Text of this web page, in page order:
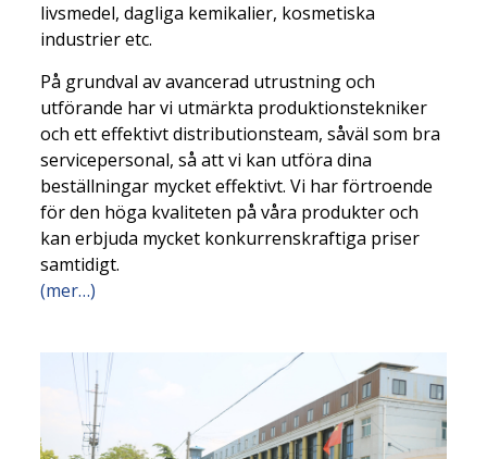
livsmedel, dagliga kemikalier, kosmetiska
industrier etc.
På grundval av avancerad utrustning och
utförande har vi utmärkta produktionstekniker
och ett effektivt distributionsteam, såväl som bra
servicepersonal, så att vi kan utföra dina
beställningar mycket effektivt. Vi har förtroende
för den höga kvaliteten på våra produkter och
kan erbjuda mycket konkurrenskraftiga priser
samtidigt.
(mer…)